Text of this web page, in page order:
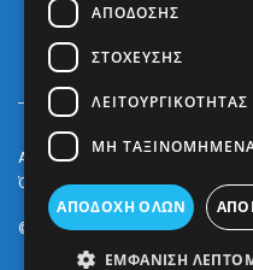
Arkè Media Group Radio
Όροι και Προϋποθέσεις
© 2022PrevezapostInspired by
ΑΠΌΔΟΣΗΣ
ΣΤΌΧΕΥΣΗΣ
ΛΕΙΤΟΥΡΓΙΚΌΤΗΤΑΣ
ΜΗ
ΑΠΟΔΟΧΉ ΌΛΩΝ
ΕΜΦΆΝΙΣΗ